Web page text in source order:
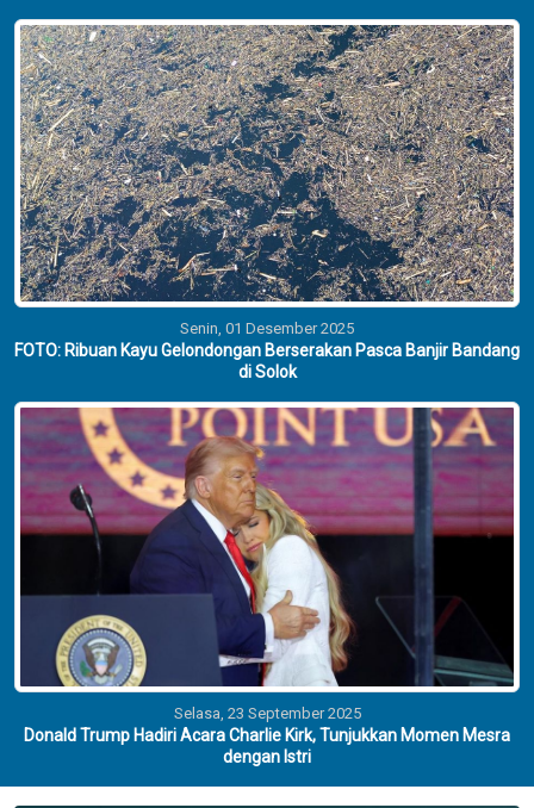
Senin, 01 Desember 2025
FOTO: Ribuan Kayu Gelondongan Berserakan Pasca Banjir Bandang
di Solok
Selasa, 23 September 2025
Donald Trump Hadiri Acara Charlie Kirk, Tunjukkan Momen Mesra
dengan Istri